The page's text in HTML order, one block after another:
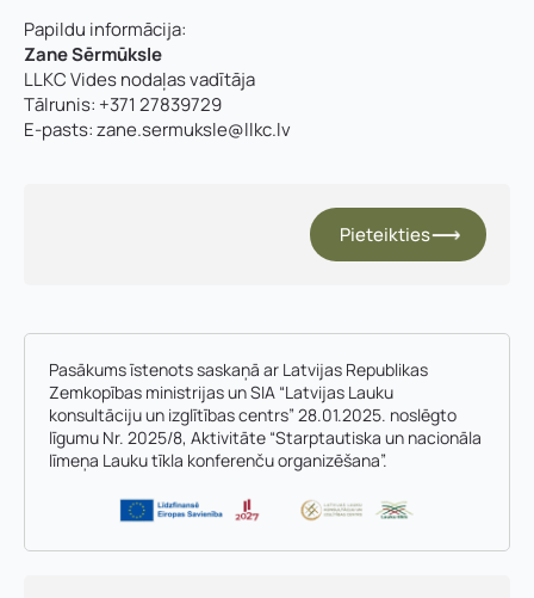
Papildu informācija:
Zane Sērmūksle
LLKC Vides nodaļas vadītāja
Tālrunis: +371 27839729
E-pasts:zane.sermuksle@llkc.lv
Pieteikties
Pasākums īstenots saskaņā ar Latvijas Republikas
Zemkopības ministrijas un SIA “Latvijas Lauku
konsultāciju un izglītības centrs” 28.01.2025. noslēgto
līgumu Nr. 2025/8, Aktivitāte “Starptautiska un nacionāla
līmeņa Lauku tīkla konferenču organizēšana”.